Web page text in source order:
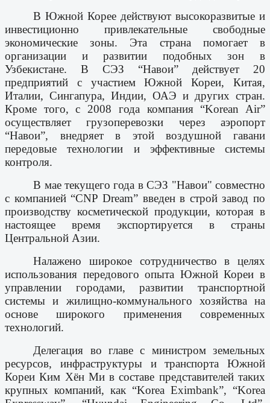
В Южной Корее действуют высокоразвитые и
инвестиционно привлекательные свободные
экономические зоны. Эта страна помогает в
организации и развитии подобных зон в
Узбекистане. В СЭЗ “Навои” действует 20
предприятий с участием Южной Кореи, Китая,
Италии, Сингапура, Индии, ОАЭ и других стран.
Кроме того, с 2008 года компания “Korean Air”
осуществляет грузоперевозки через аэропорт
“Навои”, внедряет в этой воздушной гавани
передовые технологии и эффективные системы
контроля.
В мае текущего года в СЭЗ "Навои" совместно
с компанией “CNP Dream” введен в строй завод по
производству косметической продукции, которая в
настоящее время экспортируется в страны
Центральной Азии.
Налажено широкое сотрудничество в целях
использования передового опыта Южной Кореи в
управлении городами, развитии транспортной
системы и жилищно-коммунального хозяйства на
основе широкого применения современных
технологий.
Делегация во главе с министром земельных
ресурсов, инфраструктуры и транспорта Южной
Кореи Ким Хён Ми в составе представителей таких
крупных компаний, как “Korea Eximbank”, “Korea